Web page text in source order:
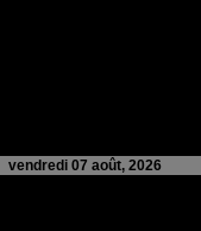
vendredi 07 août, 2026